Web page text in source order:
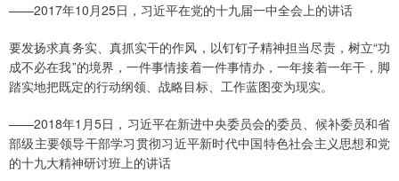
——2017年10月25日，习近平在党的十九届一中全会上的讲话
要发扬求真务实、真抓实干的作风，以钉钉子精神担当尽责，树立“功
成不必在我”的境界，一件事情接着一件事情办，一年接着一年干，脚
踏实地把既定的行动纲领、战略目标、工作蓝图变为现实。
——2018年1月5日，习近平在新进中央委员会的委员、候补委员和省
部级主要领导干部学习贯彻习近平新时代中国特色社会主义思想和党
的十九大精神研讨班上的讲话